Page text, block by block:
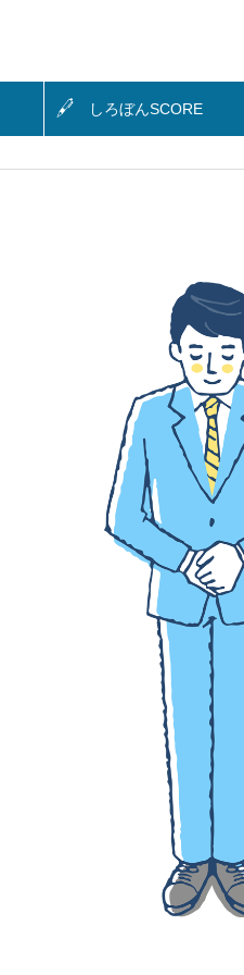
しろぼんSCORE